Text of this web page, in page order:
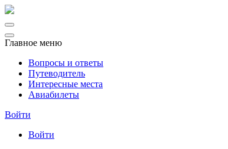
Главное меню
Вопросы и ответы
Путеводитель
Интересные места
Авиабилеты
Войти
Войти